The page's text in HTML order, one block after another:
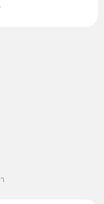
มาเพื่อแก้ Pain